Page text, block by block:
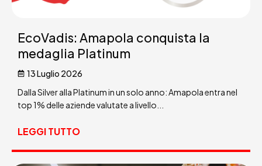
EcoVadis: Amapola conquista la
medaglia Platinum
13 Luglio 2026
Dalla Silver alla Platinum in un solo anno: Amapola entra nel
top 1% delle aziende valutate a livello...
LEGGI TUTTO